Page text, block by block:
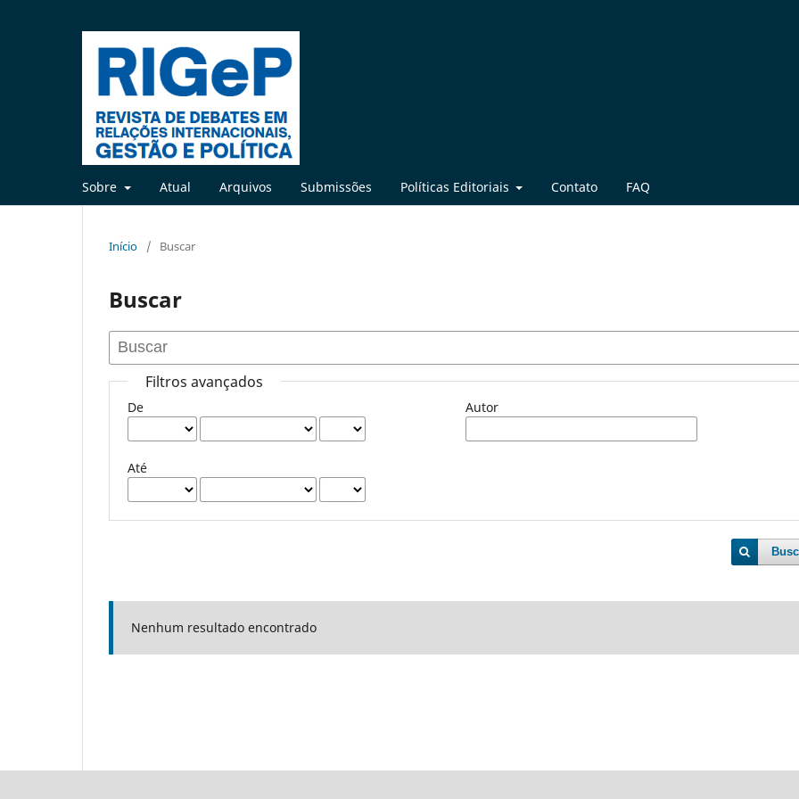
Sobre Atual Arquivos Submissões Políticas Editoriais Contato FAQ
Início / Buscar
Buscar
Filtros avançados
De
Até
Autor
Nenhum resultado encontrado